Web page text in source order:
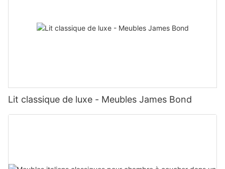
Lit classique de luxe - Meubles James Bond